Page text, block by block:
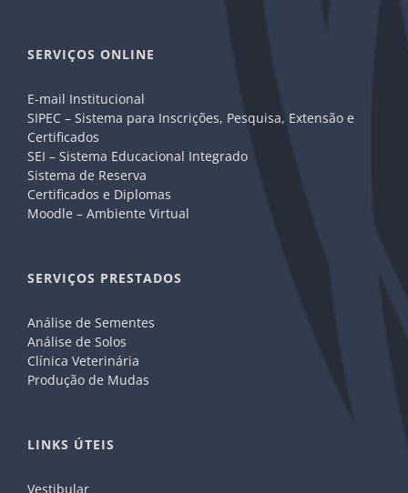
SERVIÇOS ONLINE
E-mail Institucional
SIPEC – Sistema para Inscrições, Pesquisa, Extensão e
Certificados
SEI – Sistema Educacional Integrado
Sistema de Reserva
Certificados e Diplomas
Moodle – Ambiente Virtual
SERVIÇOS PRESTADOS
Análise de Sementes
Análise de Solos
Clínica Veterinária
Produção de Mudas
LINKS ÚTEIS
Vestibular